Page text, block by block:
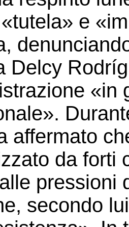
e
Delcy
«in
affermato
da forti
pressioni
secondo